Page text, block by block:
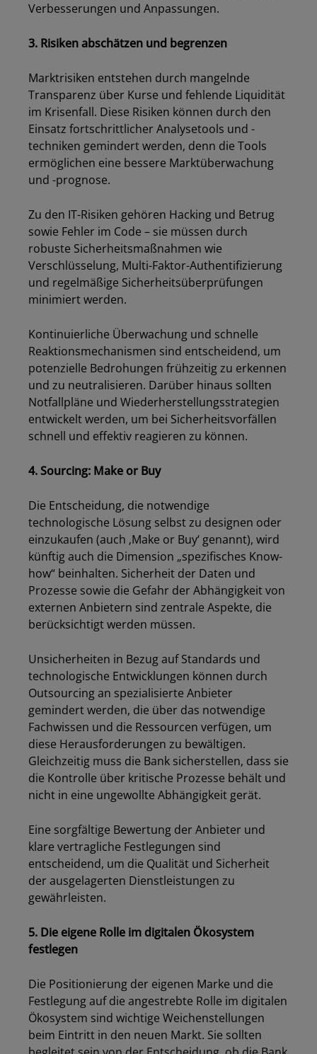
Verbesserungen und Anpassungen.
3. Risiken abschätzen und begrenzen
Marktrisiken entstehen durch mangelnde
Transparenz über Kurse und fehlende Liquidität
im Krisenfall. Diese Risiken können durch den
Einsatz fortschrittlicher Analysetools und -
techniken gemindert werden, denn die Tools
ermöglichen eine bessere Marktüberwachung
und -prognose.
Zu den IT-Risiken gehören Hacking und Betrug
sowie Fehler im Code – sie müssen durch
robuste Sicherheitsmaßnahmen wie
Verschlüsselung, Multi-Faktor-Authentifizierung
und regelmäßige Sicherheitsüberprüfungen
minimiert werden.
Kontinuierliche Überwachung und schnelle
Reaktionsmechanismen sind entscheidend, um
potenzielle Bedrohungen frühzeitig zu erkennen
und zu neutralisieren. Darüber hinaus sollten
Notfallpläne und Wiederherstellungsstrategien
entwickelt werden, um bei Sicherheitsvorfällen
schnell und effektiv reagieren zu können.
4. Sourcing: Make or Buy
Die Entscheidung, die notwendige
technologische Lösung selbst zu designen oder
einzukaufen (auch ‚Make or Buy‘ genannt), wird
künftig auch die Dimension „spezifisches Know-
how“ beinhalten. Sicherheit der Daten und
Prozesse sowie die Gefahr der Abhängigkeit von
externen Anbietern sind zentrale Aspekte, die
berücksichtigt werden müssen.
Unsicherheiten in Bezug auf Standards und
technologische Entwicklungen können durch
Outsourcing an spezialisierte Anbieter
gemindert werden, die über das notwendige
Fachwissen und die Ressourcen verfügen, um
diese Herausforderungen zu bewältigen.
Gleichzeitig muss die Bank sicherstellen, dass sie
die Kontrolle über kritische Prozesse behält und
nicht in eine ungewollte Abhängigkeit gerät.
Eine sorgfältige Bewertung der Anbieter und
klare vertragliche Festlegungen sind
entscheidend, um die Qualität und Sicherheit
der ausgelagerten Dienstleistungen zu
gewährleisten.
5. Die eigene Rolle im digitalen Ökosystem
festlegen
Die Positionierung der eigenen Marke und die
Festlegung auf die angestrebte Rolle im digitalen
Ökosystem sind wichtige Weichenstellungen
beim Eintritt in den neuen Markt. Sie sollten
Los